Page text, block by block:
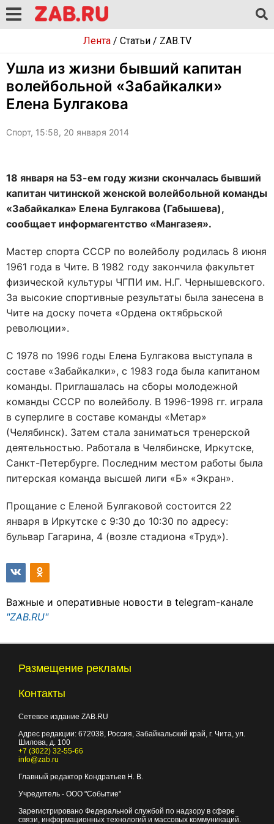
Лента/ Статьи/ ZAB.TV
Ушла из жизни бывший капитан
волейбольной «Забайкалки»
Елена Булгакова
Спорт, 15:58, 20 января 2014
18 января на 53-ем году жизни скончалась бывший
капитан читинской женской волейбольной команды
«Забайкалка» Елена Булгакова (Габышева),
сообщает информагентство «Мангазея».
Мастер спорта СССР по волейболу родилась 8 июня
1961 года в Чите. В 1982 году закончила факультет
физической культуры ЧГПИ им. Н.Г. Чернышевского.
За высокие спортивные результаты была занесена в
Чите на доску почета «Ордена октябрьской
революции».
С 1978 по 1996 годы Елена Булгакова выступала в
составе «Забайкалки», с 1983 года была капитаном
команды. Приглашалась на сборы молодежной
команды СССР по волейболу. В 1996-1998 гг. играла
в суперлиге в составе команды «Метар»
(Челябинск). Затем стала заниматься тренерской
деятельностью. Работала в Челябинске, Иркутске,
Санкт-Петербурге. Последним местом работы была
питерская команда высшей лиги «Б» «Экран».
Прощание с Еленой Булгаковой состоится 22
января в Иркутске с 9:30 до 10:30 по адресу:
бульвар Гагарина, 4 (возле стадиона «Труд»).
Важные и оперативные новости в telegram-канале
"ZAB.RU"
Размещение рекламы
Контакты
Сетевое издание ZAB.RU
Адрес редакции: 672038, Россия, Забайкальский край, г. Чита, ул.
Шилова, д. 100
+7 (3022) 32-55-66
info@zab.ru
Главный редактор Кондратьев Н. В.
Учредитель - ООО "Событие"
Зарегистрировано Федеральной службой по надзору в сфере
связи, информационных технологий и массовых коммуникаций.